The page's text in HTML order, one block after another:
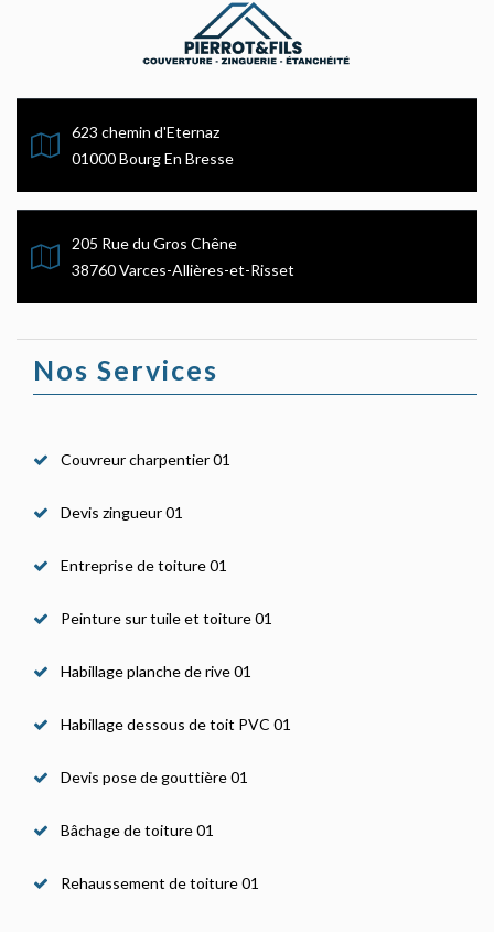
623 chemin d'Eternaz
01000 Bourg En Bresse
205 Rue du Gros Chêne
38760 Varces-Allières-et-Risset
Nos Services
Couvreur charpentier 01
Devis zingueur 01
Entreprise de toiture 01
Peinture sur tuile et toiture 01
Habillage planche de rive 01
Habillage dessous de toit PVC 01
Devis pose de gouttière 01
Bâchage de toiture 01
Rehaussement de toiture 01